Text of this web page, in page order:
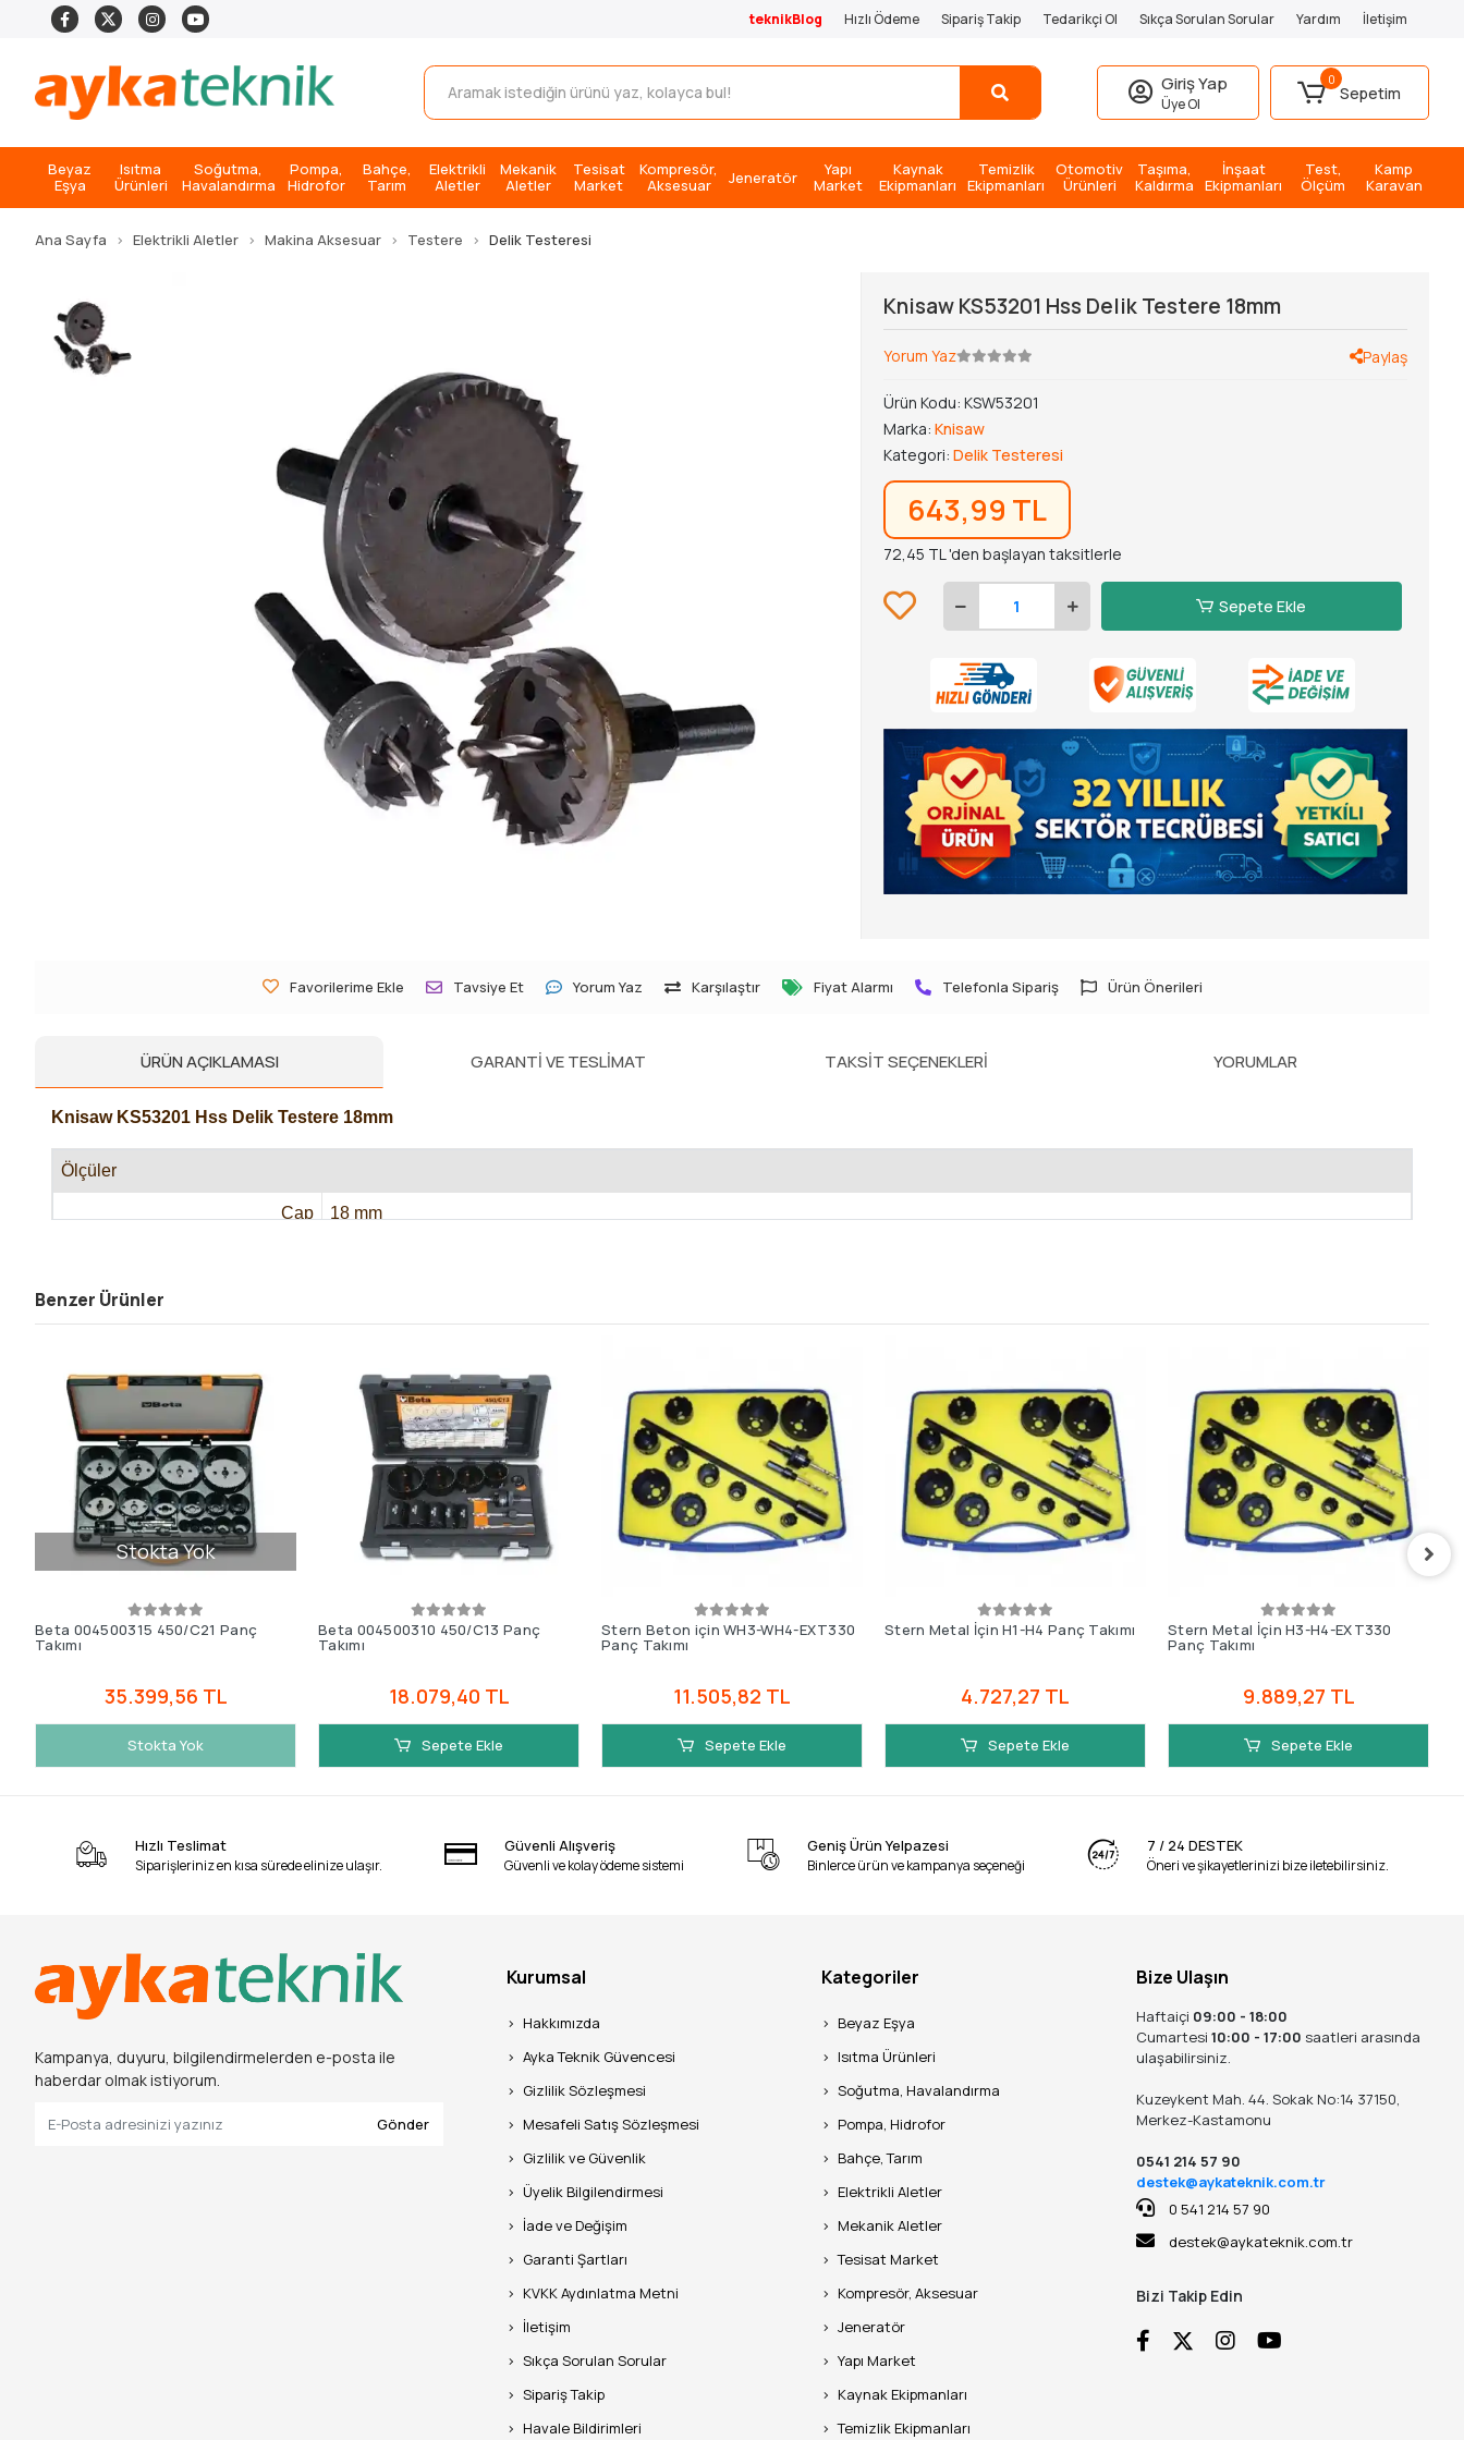
teknikBlog Hızlı Ödeme Sipariş Takip Tedarikçi Ol Sıkça Sorulan Sorular Yardım İletişim
Giriş Yap
Üye Ol
0
Sepetim
Beyaz
Eşya
Isıtma
Ürünleri
Soğutma,
Havalandırma
Pompa,
Hidrofor
Bahçe,
Tarım
Elektrikli
Aletler
Mekanik
Aletler
Tesisat
Market
Kompresör,
Aksesuar
Jeneratör
Yapı
Market
Kaynak
Ekipmanları
Temizlik
Ekipmanları
Otomotiv
Ürünleri
Taşıma,
Kaldırma
İnşaat
Ekipmanları
Test,
Ölçüm
Kamp
Karavan
Ana Sayfa Elektrikli Aletler Makina Aksesuar Testere Delik Testeresi
Knisaw KS53201 Hss Delik Testere 18mm
Yorum Yaz Paylaş
Ürün Kodu:KSW53201
Marka:Knisaw
Kategori:Delik Testeresi
643,99 TL
72,45 TL 'den başlayan taksitlerle
Sepete Ekle
Favorilerime Ekle Tavsiye Et Yorum Yaz Karşılaştır Fiyat Alarmı Telefonla Sipariş Ürün Önerileri
ÜRÜN AÇIKLAMASI GARANTI VE TESLIMAT TAKSIT SEÇENEKLERI YORUMLAR
Knisaw KS53201 Hss Delik Testere 18mm
Ölçüler
Çap 18 mm
Benzer Ürünler
Stokta Yok
Beta 004500315 450/C21 Panç
Takımı
35.399,56 TL
Stokta Yok
Beta 004500310 450/C13 Panç
Takımı
18.079,40 TL
Sepete Ekle
Stern Beton için WH3-WH4-EXT330
Panç Takımı
11.505,82 TL
Sepete Ekle
Stern Metal İçin H1-H4 Panç Takımı
4.727,27 TL
Sepete Ekle
Stern Metal İçin H3-H4-EXT330
Panç Takımı
9.889,27 TL
Sepete Ekle
Hızlı Teslimat
Siparişleriniz en kısa sürede elinize ulaşır.
Güvenli Alışveriş
Güvenli ve kolay ödeme sistemi
Geniş Ürün Yelpazesi
Binlerce ürün ve kampanya seçeneği
7 / 24 DESTEK
Öneri ve şikayetlerinizi bize iletebilirsiniz.
Kampanya, duyuru, bilgilendirmelerden e-posta ile
haberdar olmak istiyorum.
Gönder
Kurumsal
Hakkımızda
Ayka Teknik Güvencesi
Gizlilik Sözleşmesi
Mesafeli Satış Sözleşmesi
Gizlilik ve Güvenlik
Üyelik Bilgilendirmesi
İade ve Değişim
Garanti Şartları
KVKK Aydınlatma Metni
İletişim
Sıkça Sorulan Sorular
Sipariş Takip
Havale Bildirimleri
Kategoriler
Beyaz Eşya
Isıtma Ürünleri
Soğutma, Havalandırma
Pompa, Hidrofor
Bahçe, Tarım
Elektrikli Aletler
Mekanik Aletler
Tesisat Market
Kompresör, Aksesuar
Jeneratör
Yapı Market
Kaynak Ekipmanları
Temizlik Ekipmanları
Bize Ulaşın
Haftaiçi 09:00 - 18:00
Cumartesi10:00 - 17:00 saatleri arasında
ulaşabilirsiniz.
Kuzeykent Mah. 44. Sokak No:14 37150,
Merkez-Kastamonu
0541 214 57 90
destek@aykateknik.com.tr
0 541 214 57 90
destek@aykateknik.com.tr
Bizi Takip Edin